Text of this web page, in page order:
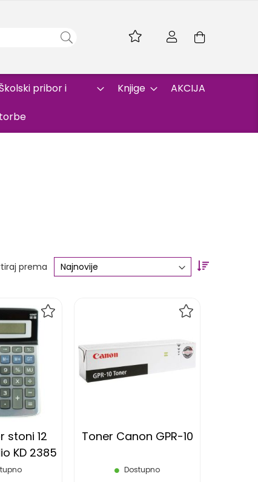
Skip
pribor i
torbe
Knjige AKCIJA
prema
Set
stoni 12
KD 2385
Toner Canon GPR-10
Dostupno
NA